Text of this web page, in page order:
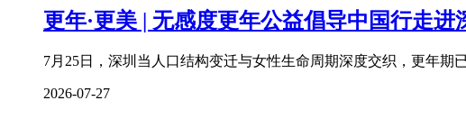
更年·更美 | 无感度更年公益倡导中国行走进
7月25日，深圳当人口结构变迁与女性生命周期深度交织，更年
2026-07-27